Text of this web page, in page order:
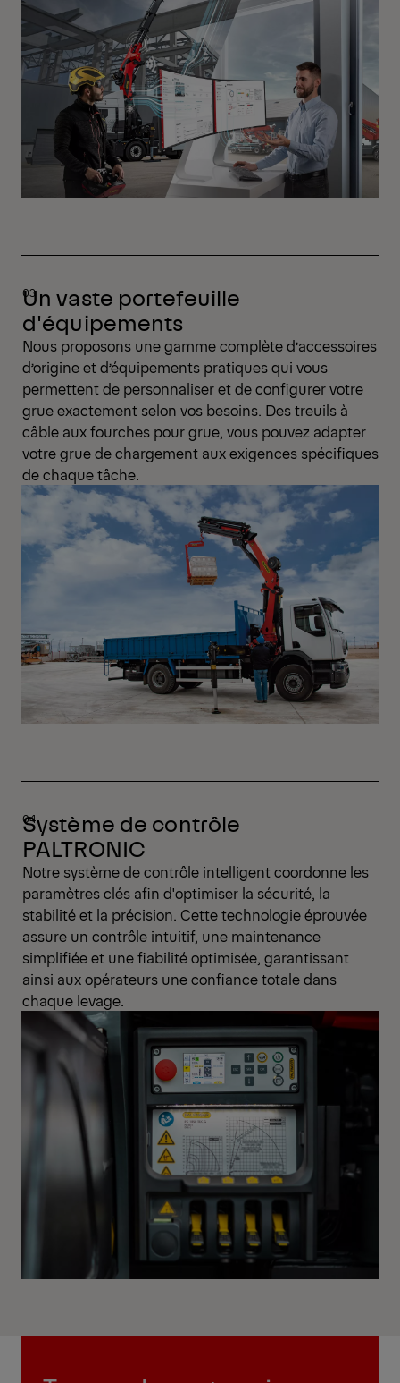
Un vaste portefeuille
d'équipements
Nous proposons une gamme complète d’accessoires
d’origine et d’équipements pratiques qui vous
permettent de personnaliser et de configurer votre
grue exactement selon vos besoins. Des treuils à
câble aux fourches pour grue, vous pouvez adapter
votre grue de chargement aux exigences spécifiques
de chaque tâche.
Système de contrôle
PALTRONIC
Notre système de contrôle intelligent coordonne les
paramètres clés afin d'optimiser la sécurité, la
stabilité et la précision. Cette technologie éprouvée
assure un contrôle intuitif, une maintenance
simplifiée et une fiabilité optimisée, garantissant
ainsi aux opérateurs une confiance totale dans
chaque levage.